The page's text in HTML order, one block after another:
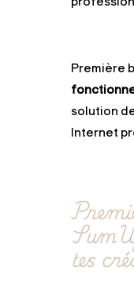
Première
solution
Internet
tes